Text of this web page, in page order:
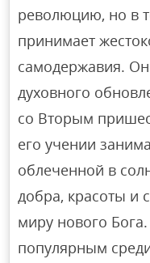
революцию, но в
принимает
самодержавия.
духовного
со Вторым
его учении
облеченной в
добра, красоты и
миру нового
популярным